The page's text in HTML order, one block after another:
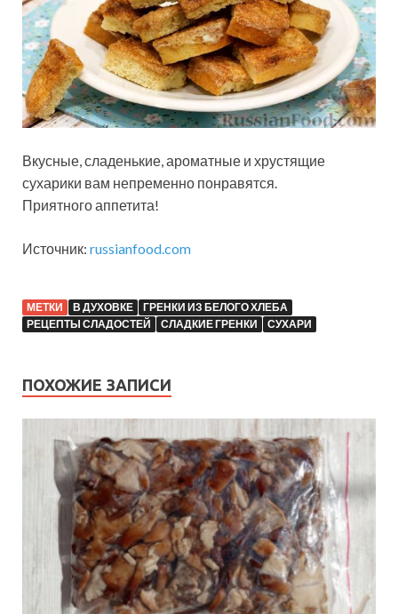
Вкусные, сладенькие, ароматные и хрустящие
сухарики вам непременно понравятся.
Приятного аппетита!
Источник: russianfood.com
МЕТКИ В ДУХОВКЕ
ГРЕНКИ ИЗ БЕЛОГО ХЛЕБА
РЕЦЕПТЫ СЛАДОСТЕЙ
СЛАДКИЕ ГРЕНКИ СУХАРИ
ПОХОЖИЕ ЗАПИСИ